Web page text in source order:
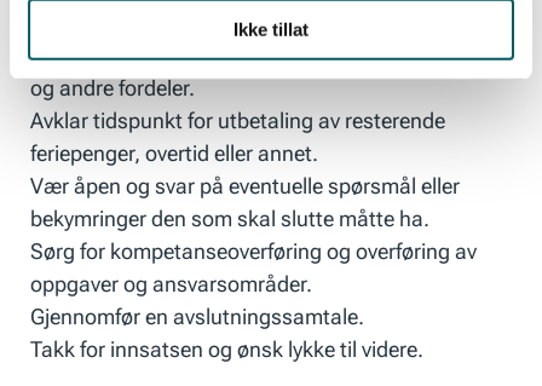
Ikke tillat
Gi informasjon om hva som vil skje med
pensjonsordninger, mobilabonnement, forsikringer
og andre fordeler.
Avklar tidspunkt for utbetaling av resterende
feriepenger, overtid eller annet.
Vær åpen og svar på eventuelle spørsmål eller
bekymringer den som skal slutte måtte ha.
Sørg for kompetanseoverføring og overføring av
oppgaver og ansvarsområder.
Gjennomfør en avslutningssamtale.
Takk for innsatsen og ønsk lykke til videre.